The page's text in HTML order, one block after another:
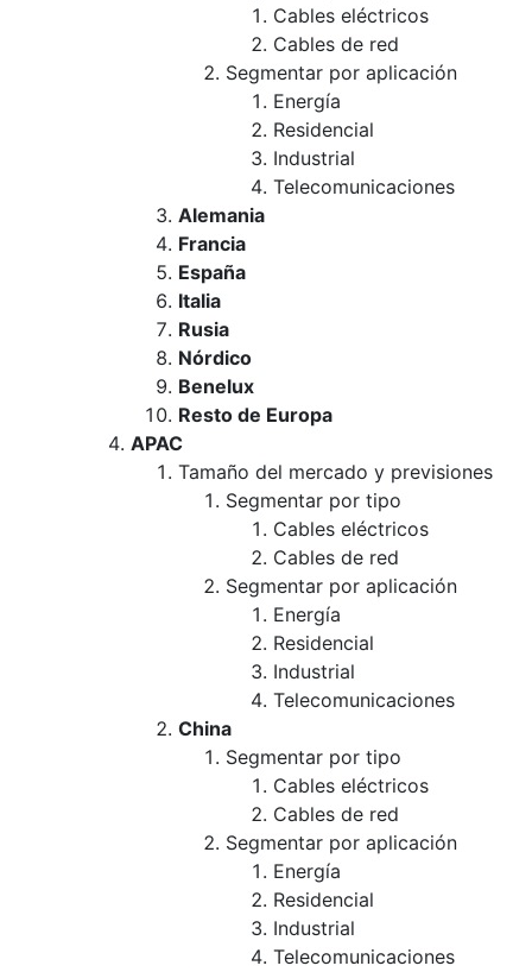
Cables eléctricos
Cables de red
Segmentar por aplicación
Energía
Residencial
Industrial
Telecomunicaciones
Alemania
Francia
España
Italia
Rusia
Nórdico
Benelux
Resto de Europa
APAC
Tamaño del mercado y previsiones
Segmentar por tipo
Cables eléctricos
Cables de red
Segmentar por aplicación
Energía
Residencial
Industrial
Telecomunicaciones
China
Segmentar por tipo
Cables eléctricos
Cables de red
Segmentar por aplicación
Energía
Residencial
Industrial
Telecomunicaciones